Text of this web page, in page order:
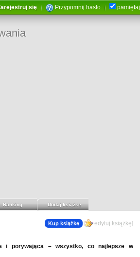
się Przypomnij hasło pamiętaj
Ranking Dodaj książkę
Kup książkę [ edytuj książkę]
i porywająca – wszystko, co najlepsze w